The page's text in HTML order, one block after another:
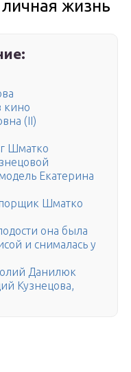
жизнь
кино
(II)
Шматко
Екатерина
Шматко
она была
и снималась у
Данилюк
Кузнецова,